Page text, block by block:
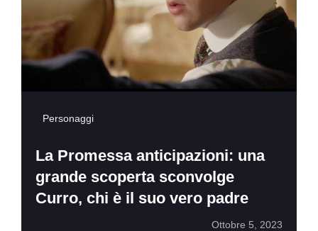
Personaggi
La Promessa anticipazioni: una
grande scoperta sconvolge
Curro, chi è il suo vero padre
Ottobre 5, 2023